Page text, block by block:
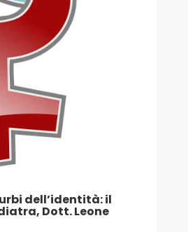
dell’identità: il
Dott. Leone